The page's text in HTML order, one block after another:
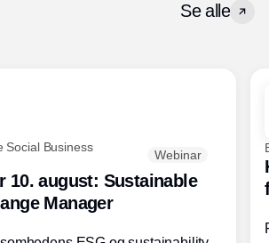
Se alle
Social Business
Webinar
10. august: Sustainable
Manager